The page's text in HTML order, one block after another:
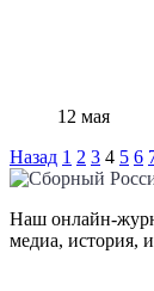
12 мая
Назад 1 2 3 4 5 6
Наш онлайн-
медиа, история,